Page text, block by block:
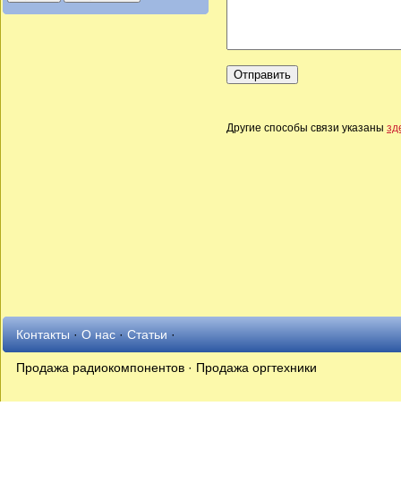
Другие способы связи указаны
Контакты·О нас·Статьи·
Продажа радиокомпонентов · Продажа оргтехники